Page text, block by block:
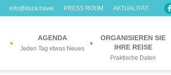
info@ibiza.travel PRESS ROOM AKTUALITÄT
AGENDA
Jeden Tag etwas Neues
ORGANISIEREN SIE
IHRE REISE
Praktische Daten